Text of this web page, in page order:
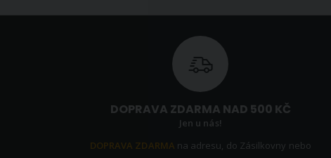
DOPRAVA ZDARMA NAD 500 KČ
Jen u nás!
DOPRAVA ZDARMA na adresu, do Zásilkovny nebo